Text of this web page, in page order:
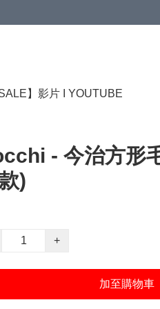
】 影片 I YOUTUBE
- 今治方形
)
+
加至購物車